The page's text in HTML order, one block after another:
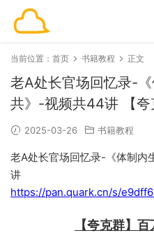
当前位置： 首页 书籍教程 正文
老A处长官场回忆录-
共》-视频共44讲 【夸
2025-03-26 书籍教程
老A处长官场回忆录-《体制内
讲
https://pan.quark.cn/s/
【夸克群】